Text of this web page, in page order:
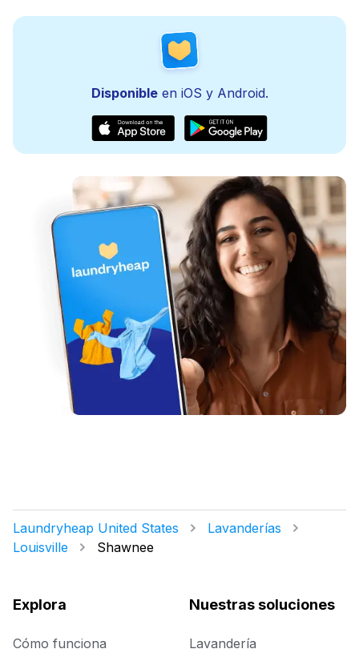
Disponibleen iOS y Android.
Laundryheap United States
Lavanderías
Louisville
Shawnee
Explora
Cómo funciona
Nuestras soluciones
Lavandería